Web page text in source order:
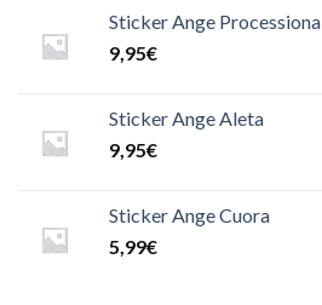
Sticker Ange Processiona
9,95€
Sticker Ange Aleta
9,95€
Sticker Ange Cuora
5,99€